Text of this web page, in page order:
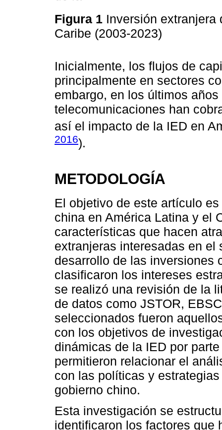
Figura 1 Inversión extranjera
Caribe (2003-2023)
Inicialmente, los flujos de
principalmente en sectores
embargo, en los últimos
telecomunicaciones han
así el impacto de la IED en
2016).
METODOLOGÍA
El objetivo de este artículo
china en América Latina y el
características que hacen
extranjeras interesadas en
desarrollo de las inversiones
clasificaron los intereses
se realizó una revisión de la
de datos como JSTOR,
seleccionados fueron
con los objetivos de
dinámicas de la IED por
permitieron relacionar el
con las políticas y
gobierno chino.
Esta investigación se
identificaron los factores que